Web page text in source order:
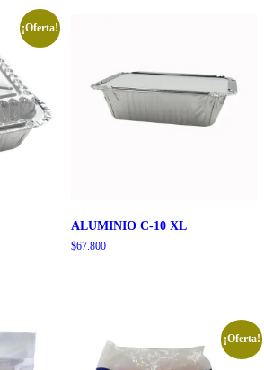
¡Oferta!
ALUMINIO C-10 XL
$67.800
¡Oferta!